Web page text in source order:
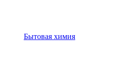
Бытовая химия